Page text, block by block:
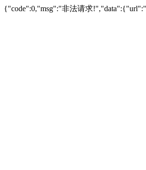
{"code":0,"msg":"非法请求